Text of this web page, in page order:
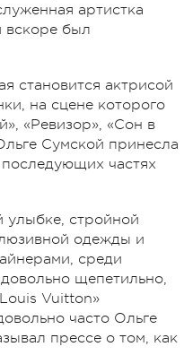
артистка
вскоре был
становится актрисой
на сцене которого
«Ревизор», «Сон в
Сумской принесла
частях
улыбке, стройной
одежды и
среди
щепетильно,
Vuitton»
часто Ольге
прессе о том, как